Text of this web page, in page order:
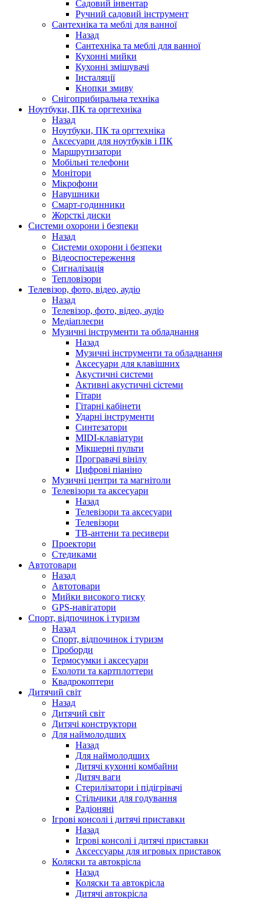
Садовий інвентар
Ручний садовий інструмент
Сантехніка та меблі для ванної
Назад
Сантехніка та меблі для ванної
Кухонні мийки
Кухонні змішувачі
Інсталяції
Кнопки змиву
Снігоприбиральна техніка
Ноутбуки, ПК та оргтехніка
Назад
Ноутбуки, ПК та оргтехніка
Аксесуари для ноутбуків і ПК
Маршрутизатори
Мобільні телефони
Монітори
Мікрофони
Навушники
Смарт-годинники
Жорсткі диски
Системи охорони і безпеки
Назад
Системи охорони і безпеки
Відеоспостереження
Сигналізація
Тепловізори
Телевізор, фото, відео, аудіо
Назад
Телевізор, фото, відео, аудіо
Медіаплеєри
Музичні інструменти та обладнання
Назад
Музичні інструменти та обладнання
Аксесуари для клавішних
Акустичні системи
Активні акустичні сістеми
Гітари
Гітарні кабінети
Ударні інструменти
Синтезатори
MIDI-клавіатури
Мікшерні пульти
Програвачі вінілу
Цифрові піаніно
Музичні центри та магнітоли
Телевізори та аксесуари
Назад
Телевізори та аксесуари
Телевізори
ТВ-антени та ресивери
Проектори
Стедиками
Автотовари
Назад
Автотовари
Мийки високого тиску
GPS-навігатори
Спорт, відпочинок і туризм
Назад
Спорт, відпочинок і туризм
Гіроборди
Термосумки і аксесуари
Ехолоти та картплоттери
Квадрокоптери
Дитячий світ
Назад
Дитячий світ
Дитячі конструктори
Для наймолодших
Назад
Для наймолодших
Дитячі кухонні комбайни
Дитяч ваги
Стерилізатори і підігрівачі
Стільчики для годування
Радіоняні
Ігрові консолі і дитячі приставки
Назад
Ігрові консолі і дитячі приставки
Аксессуары для игровых приставок
Коляски та автокрісла
Назад
Коляски та автокрісла
Дитячі автокрісла